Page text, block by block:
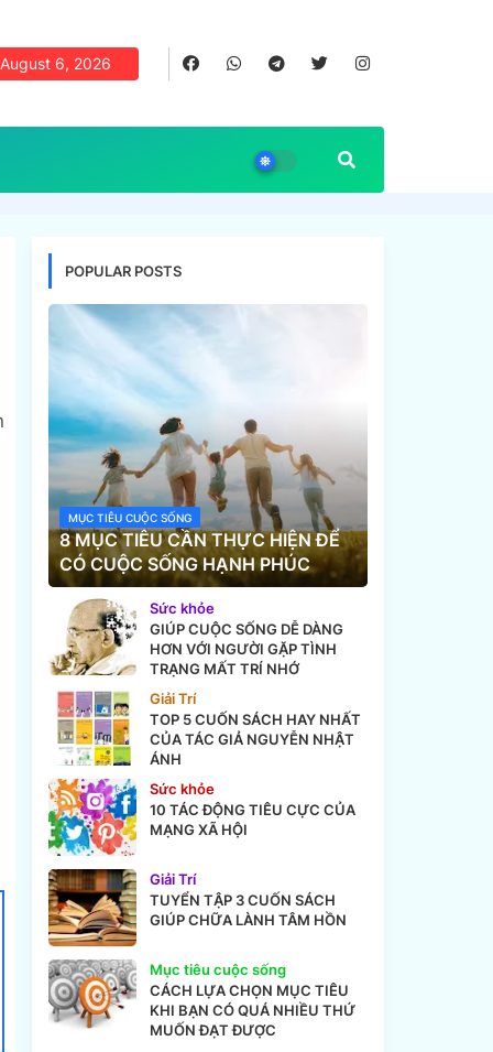
August 6, 2026
POPULAR POSTS
MỤC TIÊU CUỘC SỐNG
8 MỤC TIÊU CẦN THỰC HIỆN ĐỂ
CÓ CUỘC SỐNG HẠNH PHÚC
Sức khỏe
GIÚP CUỘC SỐNG DỄ DÀNG
HƠN VỚI NGƯỜI GẶP TÌNH
TRẠNG MẤT TRÍ NHỚ
Giải Trí
TOP 5 CUỐN SÁCH HAY NHẤT
CỦA TÁC GIẢ NGUYỄN NHẬT
ÁNH
Sức khỏe
10 TÁC ĐỘNG TIÊU CỰC CỦA
MẠNG XÃ HỘI
Giải Trí
TUYỂN TẬP 3 CUỐN SÁCH
GIÚP CHỮA LÀNH TÂM HỒN
Mục tiêu cuộc sống
CÁCH LỰA CHỌN MỤC TIÊU
KHI BẠN CÓ QUÁ NHIỀU THỨ
MUỐN ĐẠT ĐƯỢC